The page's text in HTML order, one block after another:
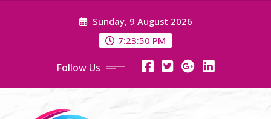
Sunday, 9 August 2026
7:23:50 PM
Follow Us